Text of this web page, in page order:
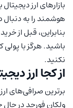
بازارهای ارز
هوشمند را به
باشید. هرگز با پولی
نکنید.
از کجا ارز
برترین صرافی‌های
ولکان فورجد در